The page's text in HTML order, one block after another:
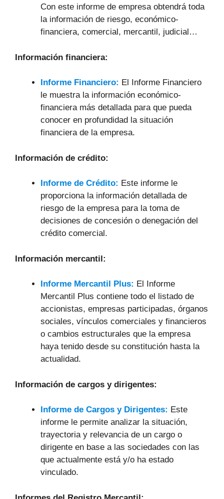
Con este informe de empresa obtendrá toda
la información de riesgo, económico-
financiera, comercial, mercantil, judicial…
Información financiera:
Informe Financiero: El Informe Financiero
le muestra la información económico-
financiera más detallada para que pueda
conocer en profundidad la situación
financiera de la empresa.
Información de crédito:
Informe de Crédito: Este informe le
proporciona la información detallada de
riesgo de la empresa para la toma de
decisiones de concesión o denegación del
crédito comercial.
Información mercantil:
Informe Mercantil Plus: El Informe
Mercantil Plus contiene todo el listado de
accionistas, empresas participadas, órganos
sociales, vínculos comerciales y financieros
o cambios estructurales que la empresa
haya tenido desde su constitución hasta la
actualidad.
Información de cargos y dirigentes:
Informe de Cargos y Dirigentes: Este
informe le permite analizar la situación,
trayectoria y relevancia de un cargo o
dirigente en base a las sociedades con las
que actualmente está y/o ha estado
vinculado.